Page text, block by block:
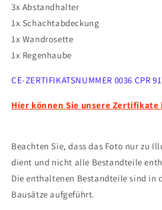
3x Abstandhalter
1x Schachtabdeckung
1x Wandrosette
1x Regenhaube
CE-ZERTIFIKATSNUMMER 0036 CPR
Hier können Sie unsere
Beachten Sie, dass das Foto nur zu
dient und nicht alle Bestandteile
Die enthaltenen Bestandteile sind in
Bausätze aufgeführt.